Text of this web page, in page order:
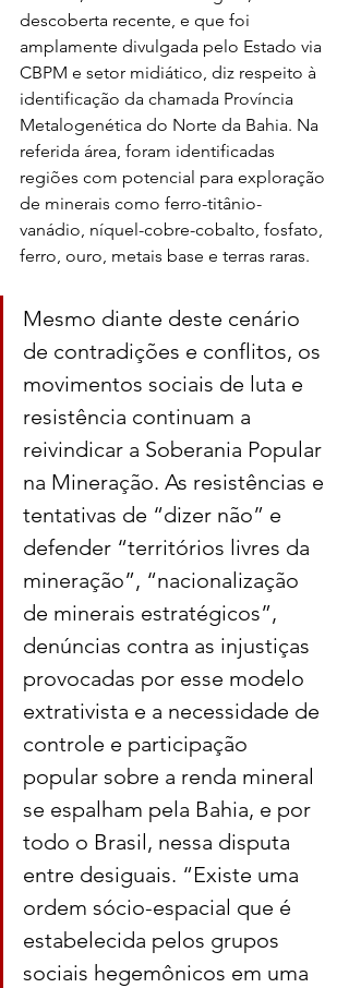
descoberta recente, e que foi
amplamente divulgada pelo Estado via
CBPM e setor midiático, diz respeito à
identificação da chamada Província
Metalogenética do Norte da Bahia. Na
referida área, foram identificadas
regiões com potencial para exploração
de minerais como ferro-titânio-
vanádio, níquel-cobre-cobalto, fosfato,
ferro, ouro, metais base e terras raras.
Mesmo diante deste cenário
de contradições e conflitos, os
movimentos sociais de luta e
resistência continuam a
reivindicar a Soberania Popular
na Mineração. As resistências e
tentativas de “dizer não” e
defender “territórios livres da
mineração”, “nacionalização
de minerais estratégicos”,
denúncias contra as injustiças
provocadas por esse modelo
extrativista e a necessidade de
controle e participação
popular sobre a renda mineral
se espalham pela Bahia, e por
todo o Brasil, nessa disputa
entre desiguais. “Existe uma
ordem sócio-espacial que é
estabelecida pelos grupos
sociais hegemônicos em uma